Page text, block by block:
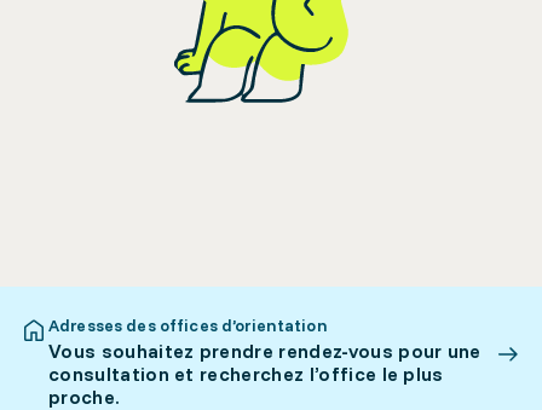
Adresses des offices d’orientation
Vous souhaitez prendre rendez-vous pour une
consultation et recherchez l’office le plus
proche.